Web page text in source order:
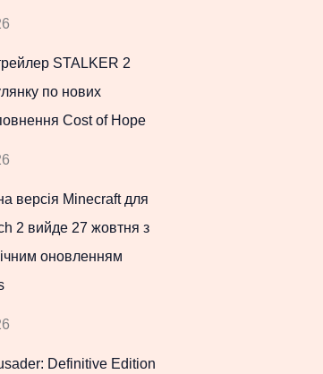
STALKER 2
по нових
Cost of Hope
версія Minecraft для
2 вийде 27 жовтня з
оновленням
Definitive Edition